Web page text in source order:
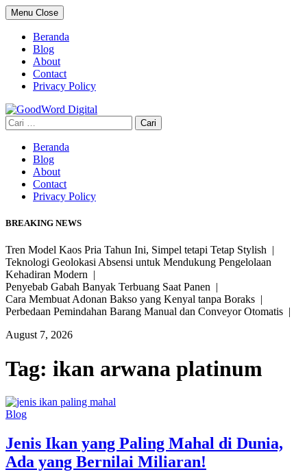
Skip
to
content
Menu Close
Beranda
Blog
About
Contact
Privacy Policy
Cari
untuk:
Beranda
Blog
About
Contact
Privacy Policy
BREAKING NEWS
Tren Model Kaos Pria Tahun Ini, Simpel tetapi Tetap Stylish |
Teknologi Geolokasi Absensi untuk Mendukung Pengelolaan
Kehadiran Modern |
Penyebab Gabah Banyak Terbuang Saat Panen |
Cara Membuat Adonan Bakso yang Kenyal tanpa Boraks |
Perbedaan Pemindahan Barang Manual dan Conveyor Otomatis |
August 7, 2026
Tag: ikan arwana platinum
Blog
Jenis Ikan yang Paling Mahal di Dunia,
Ada yang Bernilai Miliaran!